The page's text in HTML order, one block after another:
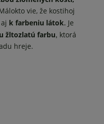
vie, že kostihoj
k farbeniu látok. Je
žltozlatú farbu, ktorá
hreje.